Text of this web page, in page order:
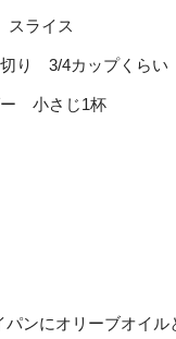
ライス
り 3/4カップくらい
ー 小さじ1杯
パンにオリーブオイル